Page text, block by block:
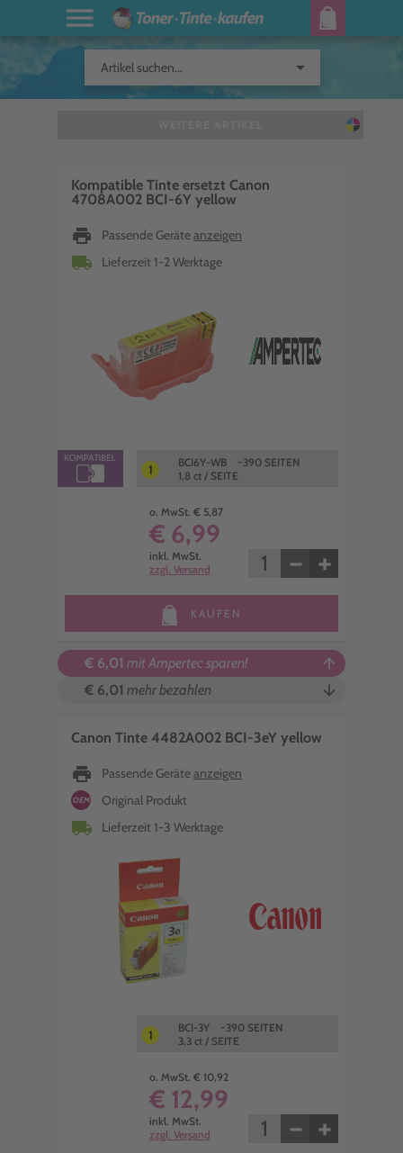
Artikel suchen... arrow_drop_down
Kompatible Tinte ersetzt Canon
4708A002 BCI-6Y yellow
print Passende Geräteanzeigen
local_shipping Lieferzeit 1-2 Werktage
1
BCI6Y-WB ~390 SEITEN
1,8 ct / SEITE
o. MwSt. € 5,87
€ 6,99
inkl. MwSt.
zzgl. Versand
− +
KAUFEN
€ 6,01 mit Ampertec sparen! arrow_upward
€ 6,01 mehr bezahlen arrow_downward
Canon Tinte 4482A002 BCI-3eY yellow
print Passende Geräteanzeigen
OEM Original Produkt
local_shipping Lieferzeit 1-3 Werktage
1
BCI-3Y ~390 SEITEN
3,3 ct / SEITE
o. MwSt. € 10,92
€ 12,99
inkl. MwSt.
zzgl. Versand
− +